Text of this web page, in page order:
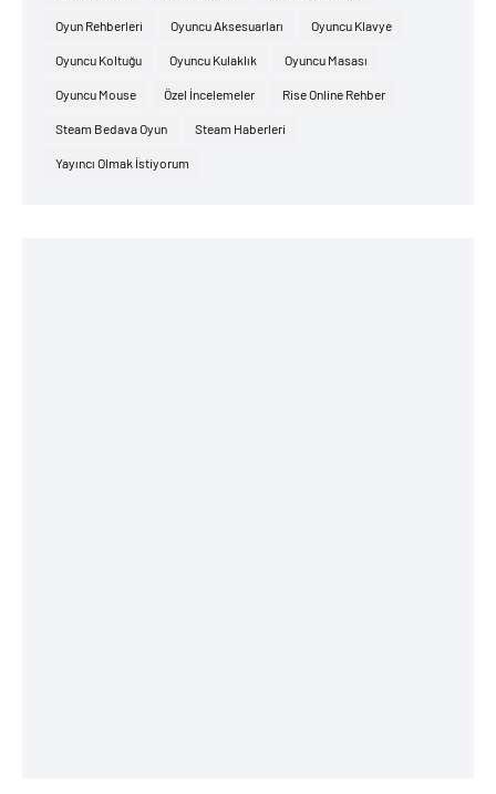
Oyun Rehberleri Oyuncu Aksesuarları Oyuncu Klavye
Oyuncu Koltuğu Oyuncu Kulaklık Oyuncu Masası
Oyuncu Mouse Özel İncelemeler Rise Online Rehber
Steam Bedava Oyun Steam Haberleri
Yayıncı Olmak İstiyorum